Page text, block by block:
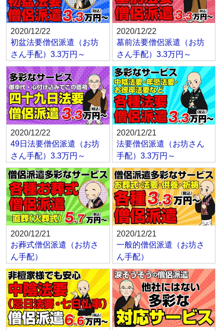
2020/12/22
初盆法要僧侶派遣（お坊
さん手配）3.3万円～
2020/12/22
墓前法要僧侶派遣（お坊
さん手配）3.3万円～
2020/12/22
49日法要僧侶派遣（お坊
さん手配）3.3万円～
2020/12/21
法要僧侶派遣（お坊さん
手配）3.3万円～
2020/12/21
お葬式僧侶派遣（お坊さ
ん手配）
2020/12/21
一般的僧侶派遣（お坊さ
ん手配）